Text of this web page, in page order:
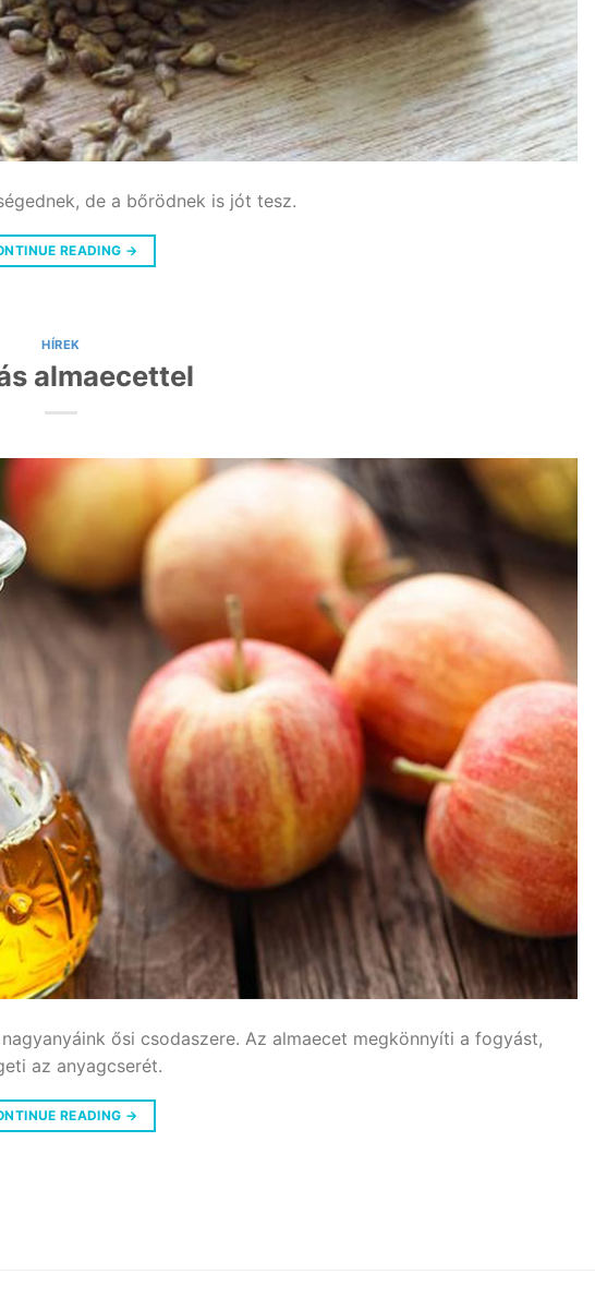
de a bőrödnek is jót tesz.
READING →
HÍREK
almaecettel
ősi csodaszere. Az almaecet megkönnyíti a fogyást,
az anyagcserét.
READING →